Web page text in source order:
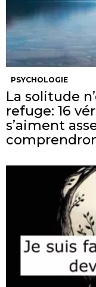
PSYCHOLOGIE
La solitude
refuge: 16
s’aiment